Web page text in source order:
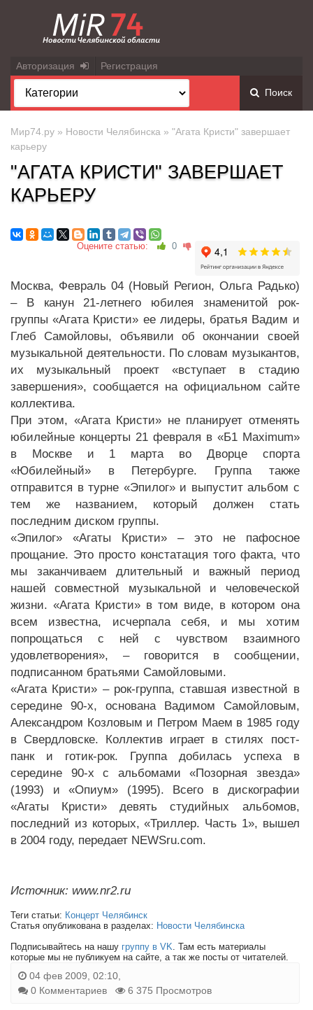
Авторизация Регистрация
Поиск
Мир74.ру » Новости Челябинска » "Агата Кристи" завершает
карьеру
"АГАТА КРИСТИ" ЗАВЕРШАЕТ
КАРЬЕРУ
Оцените статью: 0
Москва, Февраль 04 (Новый Регион, Ольга Радько)
– В канун 21-летнего юбилея знаменитой рок-
группы «Агата Кристи» ее лидеры, братья Вадим и
Глеб Самойловы, объявили об окончании своей
музыкальной деятельности. По словам музыкантов,
их музыкальный проект «вступает в стадию
завершения», сообщается на официальном сайте
коллектива.
При этом, «Агата Кристи» не планирует отменять
юбилейные концерты 21 февраля в «Б1 Maximum»
в Москве и 1 марта во Дворце спорта
«Юбилейный» в Петербурге. Группа также
отправится в турне «Эпилог» и выпустит альбом с
тем же названием, который должен стать
последним диском группы.
«Эпилог» «Агаты Кристи» – это не пафосное
прощание. Это просто констатация того факта, что
мы заканчиваем длительный и важный период
нашей совместной музыкальной и человеческой
жизни. «Агата Кристи» в том виде, в котором она
всем известна, исчерпала себя, и мы хотим
попрощаться с ней с чувством взаимного
удовлетворения», – говорится в сообщении,
подписанном братьями Самойловыми.
«Агата Кристи» – рок-группа, ставшая известной в
середине 90-х, основана Вадимом Самойловым,
Александром Козловым и Петром Маем в 1985 году
в Свердловске. Коллектив играет в стилях пост-
панк и готик-рок. Группа добилась успеха в
середине 90-х с альбомами «Позорная звезда»
(1993) и «Опиум» (1995). Всего в дискографии
«Агаты Кристи» девять студийных альбомов,
последний из которых, «Триллер. Часть 1», вышел
в 2004 году, передает NEWSru.com.
Источник: www.nr2.ru
Теги статьи: Концерт Челябинск
Статья опубликована в разделах: Новости Челябинска
Подписывайтесь на нашу группу в VK. Там есть материалы
которые мы не публикуем на сайте, а так же посты от читателей.
04 фев 2009, 02:10,
0 Комментариев
6 375 Просмотров